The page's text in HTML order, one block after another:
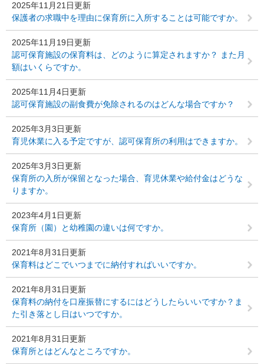
2025年11月21日更新
保護者の求職中を理由に保育所に入所することは可能ですか。
2025年11月19日更新
認可保育施設の保育料は、どのように算定されますか？ また月
額はいくらですか。
2025年11月4日更新
認可保育施設の副食費が免除されるのはどんな場合ですか？
2025年3月3日更新
育児休業に入る予定ですが、認可保育所の利用はできますか。
2025年3月3日更新
保育所の入所が保留となった場合、育児休業や給付金はどうな
りますか。
2023年4月1日更新
保育所（園）と幼稚園の違いは何ですか。
2021年8月31日更新
保育料はどこでいつまでに納付すればいいですか。
2021年8月31日更新
保育料の納付を口座振替にするにはどうしたらいいですか？ま
た引き落とし日はいつですか。
2021年8月31日更新
保育所とはどんなところですか。